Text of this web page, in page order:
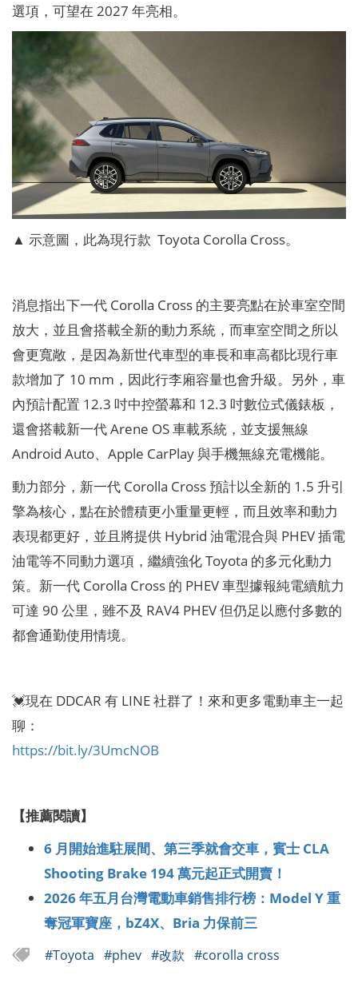
選項，可望在 2027 年亮相。
▲ 示意圖，此為現行款 Toyota Corolla Cross。
消息指出下一代 Corolla Cross 的主要亮點在於車室空間
放大，並且會搭載全新的動力系統，而車室空間之所以
會更寬敞，是因為新世代車型的車長和車高都比現行車
款增加了 10 mm，因此行李廂容量也會升級。另外，車
內預計配置 12.3 吋中控螢幕和 12.3 吋數位式儀錶板，
還會搭載新一代 Arene OS 車載系統，並支援無線
Android Auto、Apple CarPlay 與手機無線充電機能。
動力部分，新一代 Corolla Cross 預計以全新的 1.5 升引
擎為核心，點在於體積更小重量更輕，而且效率和動力
表現都更好，並且將提供 Hybrid 油電混合與 PHEV 插電
油電等不同動力選項，繼續強化 Toyota 的多元化動力
策。新一代 Corolla Cross 的 PHEV 車型據報純電續航力
可達 90 公里，雖不及 RAV4 PHEV 但仍足以應付多數的
都會通勤使用情境。
💓現在 DDCAR 有 LINE 社群了！來和更多電動車主一起
聊：
https://bit.ly/3UmcNOB
【推薦閱讀】
6 月開始進駐展間、第三季就會交車，賓士 CLA
Shooting Brake 194 萬元起正式開賣！
2026 年五月台灣電動車銷售排行榜：Model Y 重
奪冠軍寶座，bZ4X、Bria 力保前三
#Toyota #phev #改款 #corolla cross